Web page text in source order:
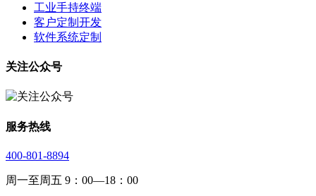
工业手持终端
客户定制开发
软件系统定制
关注公众号
服务热线
400-801-8894
周一至周五 9：00—18：00